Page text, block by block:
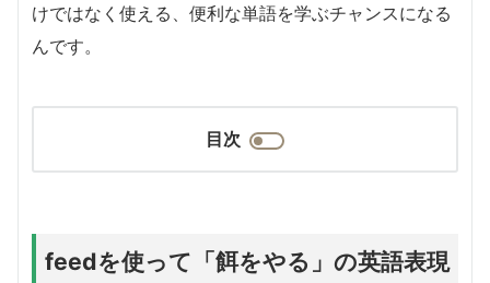
けではなく使える、便利な単語を学ぶチャンスになる
んです。
目次
feedを使って「餌をやる」の英語表現